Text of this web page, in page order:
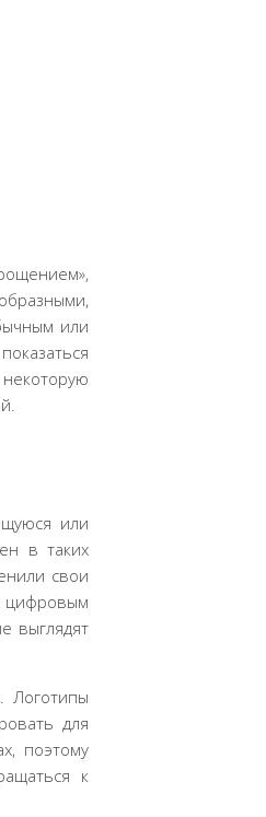
или
или
в таких
свои
цифровым
выглядят
Логотипы
для
поэтому
к